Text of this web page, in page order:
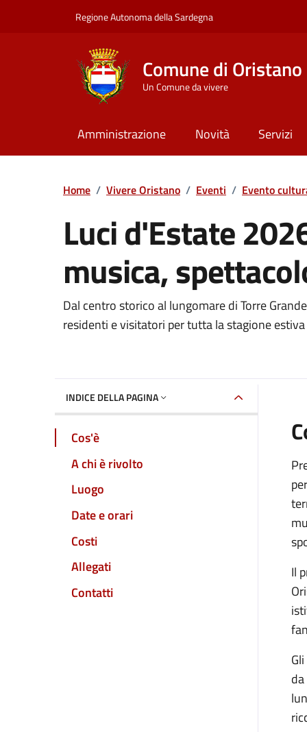
Regione Autonoma della Sardegna
Comune di Oristano
Un Comune da vivere
Amministrazione Novità Servizi
Home / Vivere Oristano / Eventi / Evento
Luci d'Estate
musica,
Dettaglio
Dal centro storico al lungomare di Torre
residenti e visitatori per tutta la stagione estiva
INDICE DELLA PAGINA
Cos'è
A chi è rivolto
Luogo
Date e orari
Costi
Allegati
Contatti
Il